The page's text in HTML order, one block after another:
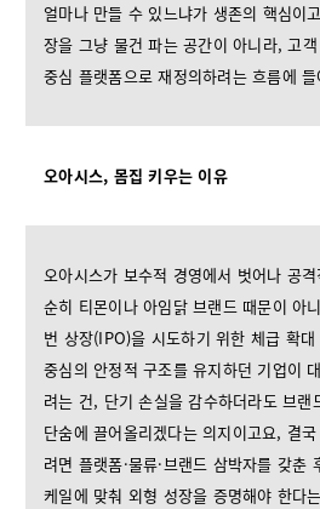
얼마나 만들 수 있느냐가 생존의 핵심이
장을 그냥 물건 파는 공간이 아니라, 고
중심 플랫폼으로 재정의하려는 흐름에
오아시스, 몸집 키우는 이유
오아시스가 보수적 경영에서 벗어나 공
순히 티몬이나 아임닭 브랜드 때문이 아
번 상장(IPO)을 시도하기 위한 체급 확
중심의 안정적 구조를 유지하던 기업이
려는 건, 단기 손실을 감수하더라도 브랜
단숨에 끌어올리겠다는 의지이고요, 결
려면 플랫폼·물류·브랜드 삼박자를 갖춘
케일에 맞춰 외형 성장을 증명해야 한다